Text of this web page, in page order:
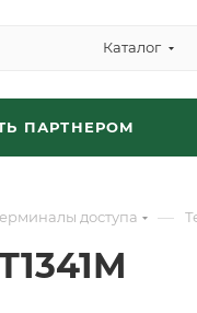
Каталог
ПАРТНЕРОМ
доступа —